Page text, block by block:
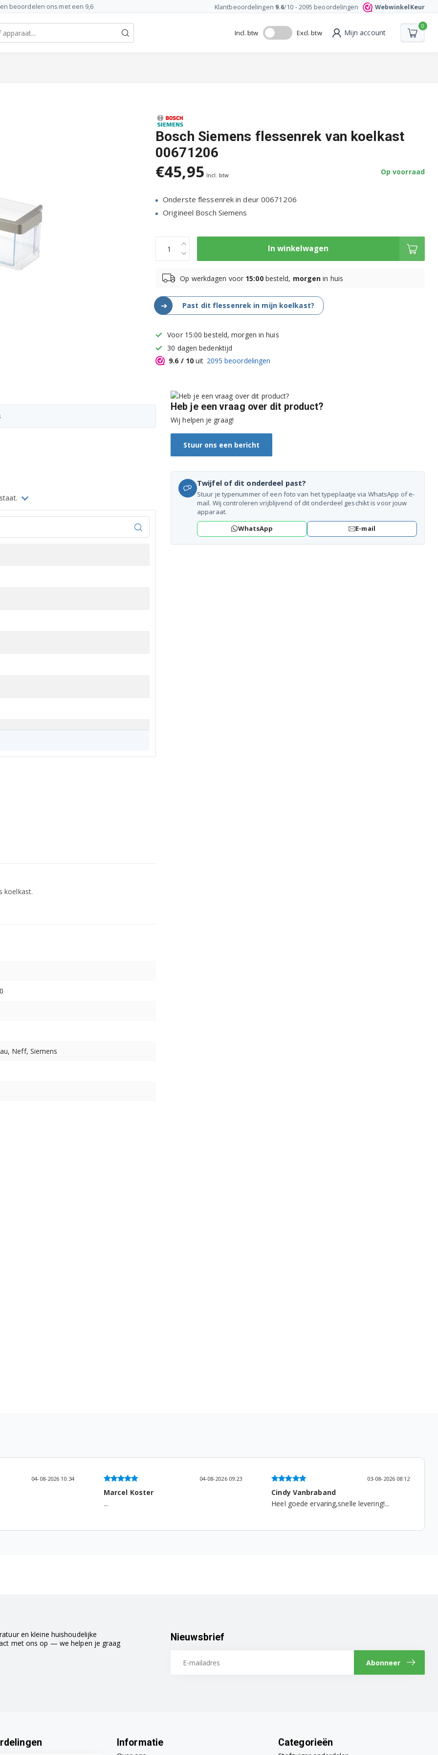
beoordelen ons met een 9,6 Klantbeoordelingen 9.6/10 -2095 beoordelingen WebwinkelKeur
Incl. btw Excl. btw Mijn account
0
Bosch Siemens flessenrek van koelkast
00671206
€45,95 Incl. btw Op voorraad
Onderste flessenrek in deur 00671206
Origineel Bosch Siemens
In winkelwagen
Op werkdagen voor 15:00besteld, morgen in huis
➜ Past dit flessenrek in mijn koelkast?
Voor 15:00 besteld, morgen in huis
30 dagen bedenktijd
9.6 / 10 uit 2095 beoordelingen
koelkast.
Neff, Siemens
Heb je een vraag over dit product?
Wij helpen je graag!
Stuur ons een bericht
Twijfel of dit onderdeel past?
Stuur je typenummer of een foto van het typeplaatje via WhatsApp of e-
mail. Wij controleren vrijblijvend of dit onderdeel geschikt is voor jouw
apparaat.
WhatsApp
E-mail
04-08-2026 09:23 03-08-2026 08:12
Cindy Vanbraband
Heel goede ervaring,snelle levering!...
03-08-2026 09:55
Ruud van Rooijen
...
en kleine huishoudelijke
met ons op — we helpen je graag
Nieuwsbrief
Abonneer
Informatie Categorieën